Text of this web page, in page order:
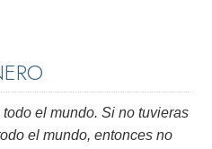
el mundo. Si no tuvieras
el mundo, entonces no